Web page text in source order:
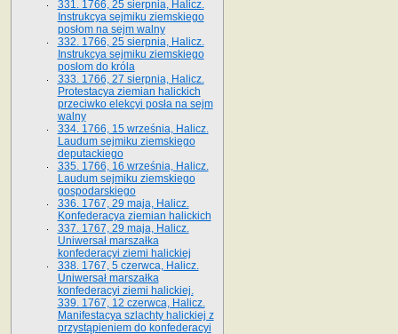
331. 1766, 25 sierpnia, Halicz.
Instrukcya sejmiku ziemskiego
posłom na sejm walny
332. 1766, 25 sierpnia, Halicz.
Instrukcya sejmiku ziemskiego
posłom do króla
333. 1766, 27 sierpnia, Halicz.
Protestacya ziemian halickich
przeciwko elekcyi posła na sejm
walny
334. 1766, 15 września, Halicz.
Laudum sejmiku ziemskiego
deputackiego
335. 1766, 16 września, Halicz.
Laudum sejmiku ziemskiego
gospodarskiego
336. 1767, 29 maja, Halicz.
Konfederacya ziemian halickich
337. 1767, 29 maja, Halicz.
Uniwersał marszałka
konfederacyi ziemi halickiej
338. 1767, 5 czerwca, Halicz.
Uniwersał marszałka
konfederacyi ziemi halickiej.
339. 1767, 12 czerwca, Halicz.
Manifestacya szlachty halickiej z
przystąpieniem do konfederacyi